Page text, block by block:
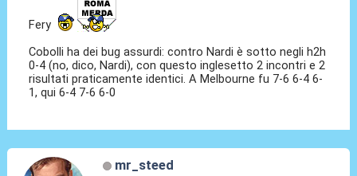
Fery
Cobolli ha dei bug assurdi: contro Nardi è sotto negli h2h
0-4 (no, dico, Nardi), con questo inglesetto 2 incontri e 2
risultati praticamente identici. A Melbourne fu 7-6 6-4 6-
1, qui 6-4 7-6 6-0
mr_steed